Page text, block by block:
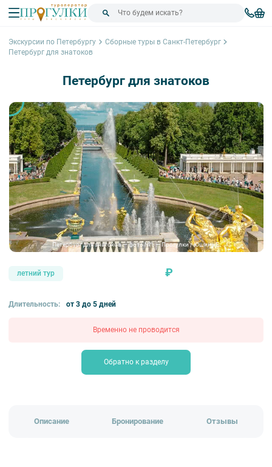
Экскурсии по Петербургу
Сборные туры в Санкт-Петербург
Петербург для знатоков
Петербург для знатоков
Петербург для знатоков — фото №1 — Прогулки / Юшина Е.
летний тур ₽
Длительность: от 3 до 5 дней
Временно не проводится
Обратно к разделу
Описание Бронирование Отзывы